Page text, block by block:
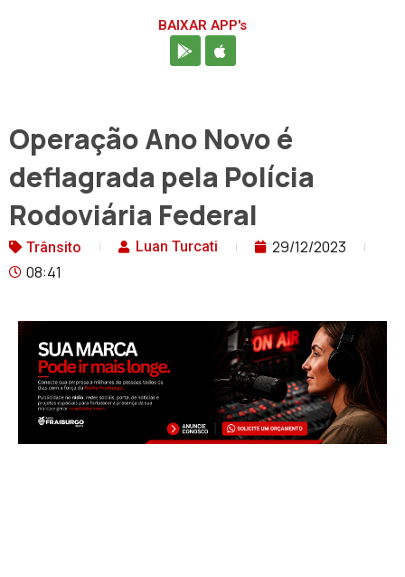
BAIXAR APP's
Operação Ano Novo é
deflagrada pela Polícia
Rodoviária Federal
Trânsito Luan Turcati
29/12/2023
08:41